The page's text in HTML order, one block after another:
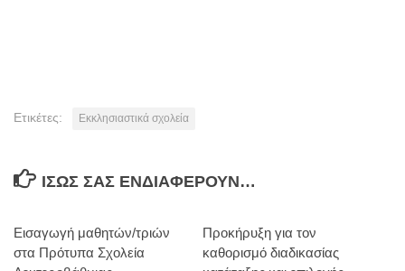
Ετικέτες: Εκκλησιαστικά σχολεία
ΊΣΩΣ ΣΑΣ ΕΝΔΙΑΦΈΡΟΥΝ…
Εισαγωγή μαθητών/τριών
στα Πρότυπα Σχολεία
Προκήρυξη για τον
καθορισμό διαδικασίας